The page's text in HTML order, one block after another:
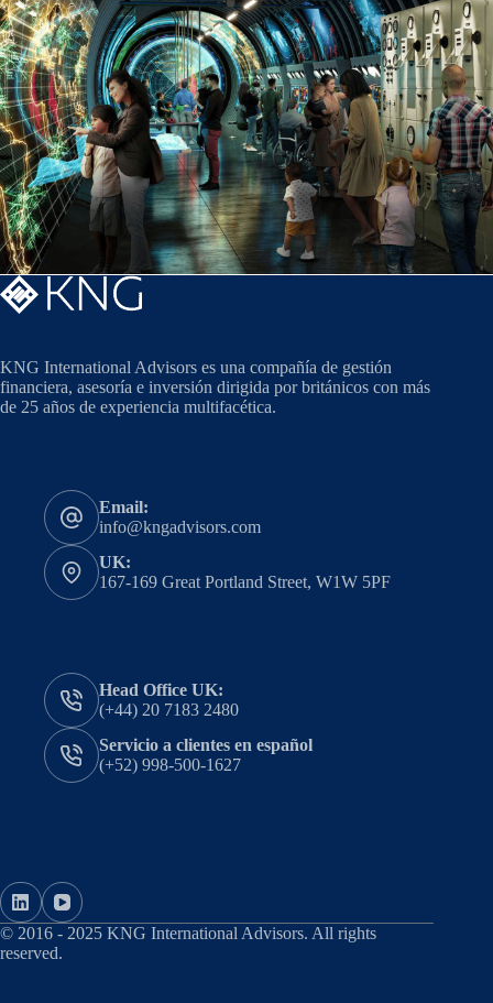
KNG International Advisors es una compañía de gestión
financiera, asesoría e inversión dirigida por británicos con más
de 25 años de experiencia multifacética.
Email:
info@kngadvisors.com
UK:
167-169 Great Portland Street, W1W 5PF
Head Office UK:
(+44) 20 7183 2480
Servicio a clientes en español
(+52) 998-500-1627
© 2016 - 2025 KNG International Advisors. All rights
reserved.